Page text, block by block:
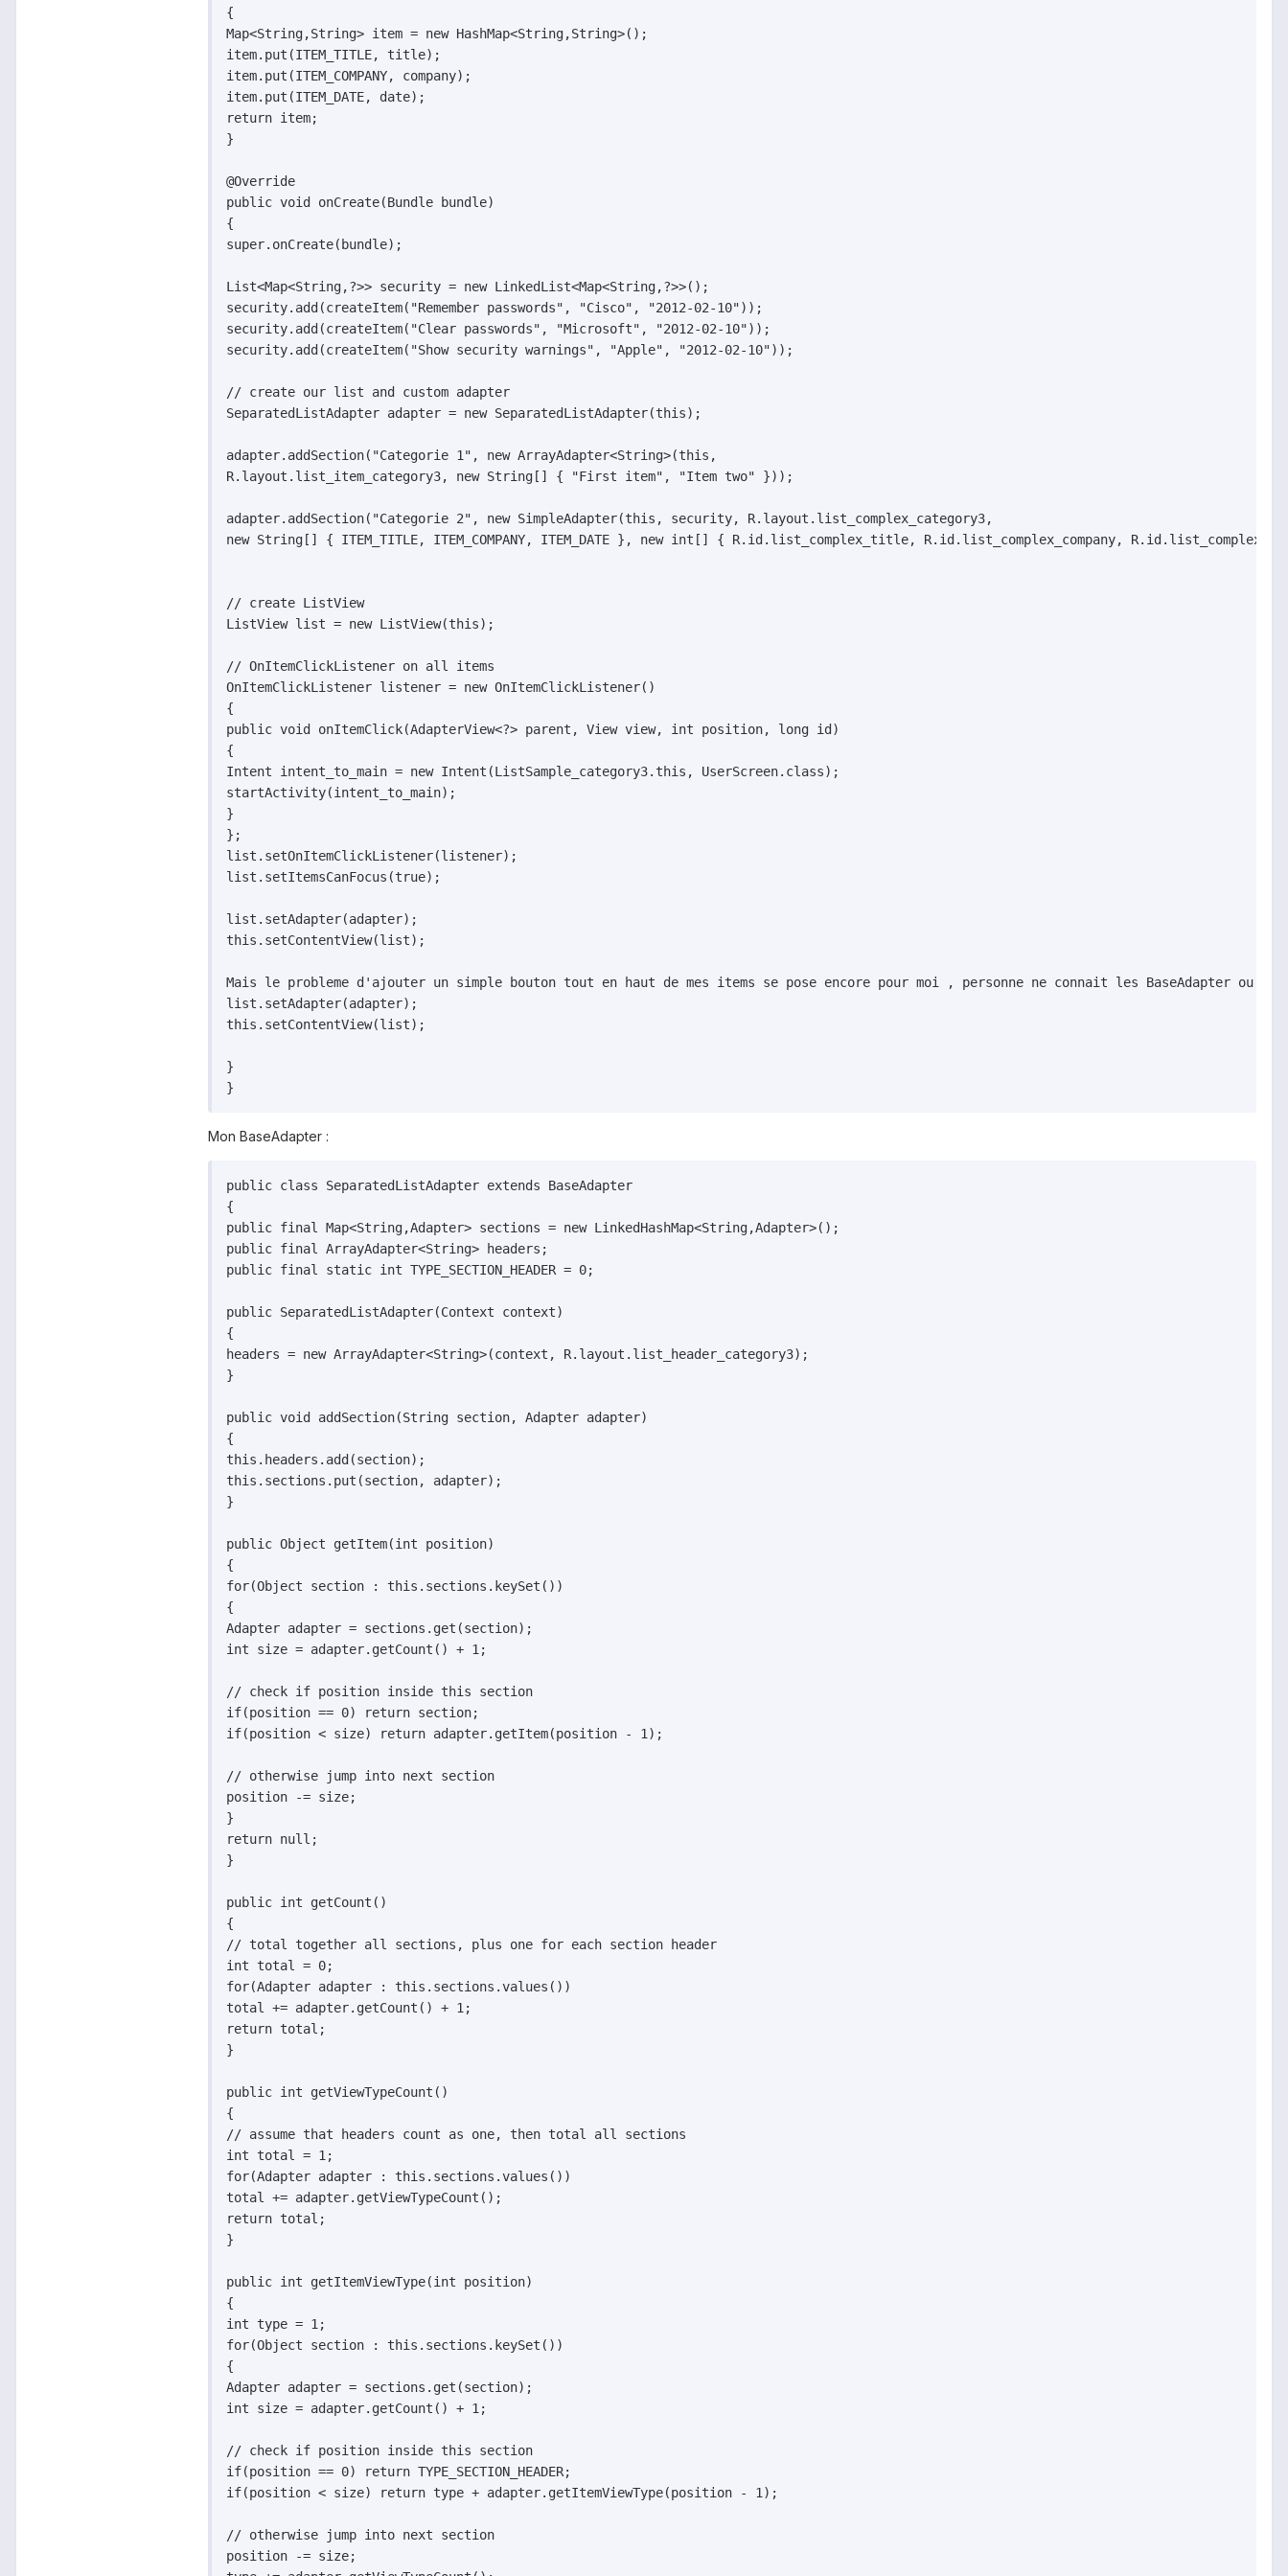
{
Map<String,String> item = new HashMap<String,String>();
item.put(ITEM_TITLE, title);
item.put(ITEM_COMPANY, company);
item.put(ITEM_DATE, date);
return item;
}
@Override
public void onCreate(Bundle bundle)
{
super.onCreate(bundle);
List<Map<String,?>> security = new LinkedList<Map<String,?>>();
security.add(createItem("Remember passwords", "Cisco", "2012-02-10"));
security.add(createItem("Clear passwords", "Microsoft", "2012-02-10"));
security.add(createItem("Show security warnings", "Apple", "2012-02-10"));
// create our list and custom adapter
SeparatedListAdapter adapter = new SeparatedListAdapter(this);
adapter.addSection("Categorie 1", new ArrayAdapter<String>(this,
R.layout.list_item_category3, new String[] { "First item", "Item two" }));
adapter.addSection("Categorie 2", new SimpleAdapter(this, security, R.layout.list_complex_category3,
new String[] { ITEM_TITLE, ITEM_COMPANY, ITEM_DATE }, new int[] { R.id.list_complex_title, R.id.list_complex_company,
// create ListView
ListView list = new ListView(this);
// OnItemClickListener on all items
OnItemClickListener listener = new OnItemClickListener()
{
public void onItemClick(AdapterView<?> parent, View view, int position, long id)
{
Intent intent_to_main = new Intent(ListSample_category3.this, UserScreen.class);
startActivity(intent_to_main);
}
};
list.setOnItemClickListener(listener);
list.setItemsCanFocus(true);
list.setAdapter(adapter);
this.setContentView(list);
Mais le probleme d'ajouter un simple bouton tout en haut de mes items se pose encore pour moi , personne ne connait les BaseAdapter ou
list.setAdapter(adapter);
this.setContentView(list);
}
Mon BaseAdapter :
public class SeparatedListAdapter extends BaseAdapter
{
public final Map<String,Adapter> sections = new LinkedHashMap<String,Adapter>();
public final ArrayAdapter<String> headers;
public final static int TYPE_SECTION_HEADER = 0;
public SeparatedListAdapter(Context context)
{
headers = new ArrayAdapter<String>(context, R.layout.list_header_category3);
}
public void addSection(String section, Adapter adapter)
{
this.headers.add(section);
this.sections.put(section, adapter);
}
public Object getItem(int position)
{
for(Object section : this.sections.keySet())
{
Adapter adapter = sections.get(section);
int size = adapter.getCount() + 1;
// check if position inside this section
if(position == 0) return section;
if(position < size) return adapter.getItem(position - 1);
// otherwise jump into next section
position -= size;
}
return null;
}
public int getCount()
{
// total together all sections, plus one for each section header
int total = 0;
for(Adapter adapter : this.sections.values())
total += adapter.getCount() + 1;
return total;
}
public int getViewTypeCount()
{
// assume that headers count as one, then total all sections
int total = 1;
for(Adapter adapter : this.sections.values())
total += adapter.getViewTypeCount();
return total;
}
public int getItemViewType(int position)
{
int type = 1;
for(Object section : this.sections.keySet())
{
Adapter adapter = sections.get(section);
int size = adapter.getCount() + 1;
// check if position inside this section
if(position == 0) return TYPE_SECTION_HEADER;
if(position < size) return type + adapter.getItemViewType(position - 1);
// otherwise jump into next section
position -= size;